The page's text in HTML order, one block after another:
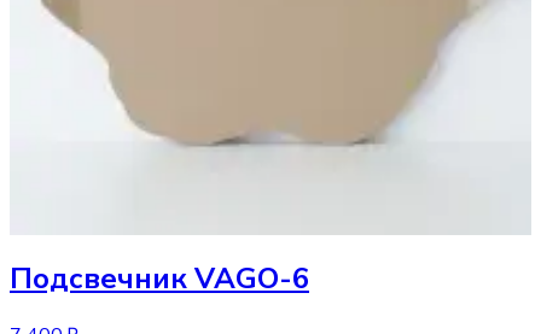
ПодсвечникVAGO-6